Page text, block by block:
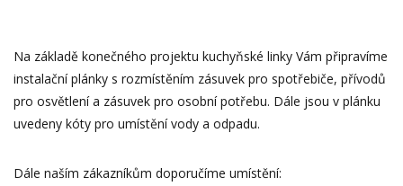
Na základě konečného projektu kuchyňské linky Vám připravíme
instalační plánky s rozmístěním zásuvek pro spotřebiče, přívodů
pro osvětlení a zásuvek pro osobní potřebu. Dále jsou v plánku
uvedeny kóty pro umístění vody a odpadu.
Dále naším zákazníkům doporučíme umístění: